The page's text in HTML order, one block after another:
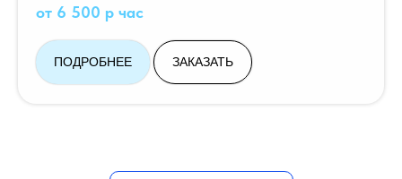
от 6 500 р час
ПОДРОБНЕЕ ЗАКАЗАТЬ